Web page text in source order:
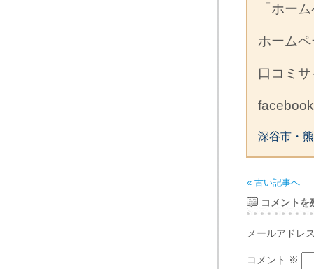
「ホー
ホーム
口コミ
深谷市・
« 古い記事へ
コメントを
メールアドレ
コメント ※